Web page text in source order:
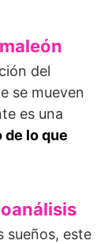
del
se mueven
es una
de lo que
sueños, este